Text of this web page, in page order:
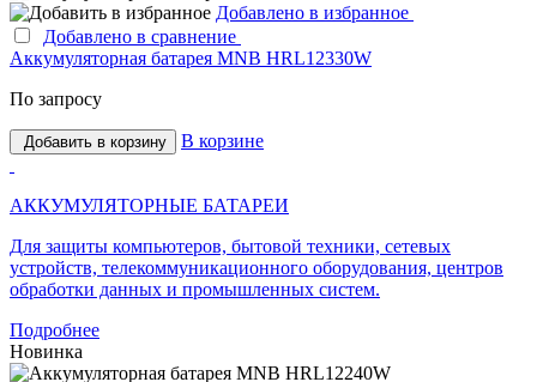
Добавлено в избранное
Добавлено в сравнение
Аккумуляторная батарея MNB HRL12330W
По запросу
Добавить в корзину В корзине
АККУМУЛЯТОРНЫЕ БАТАРЕИ
Для защиты компьютеров, бытовой техники, сетевых
устройств, телекоммуникационного оборудования, центров
обработки данных и промышленных систем.
Подробнее
Новинка